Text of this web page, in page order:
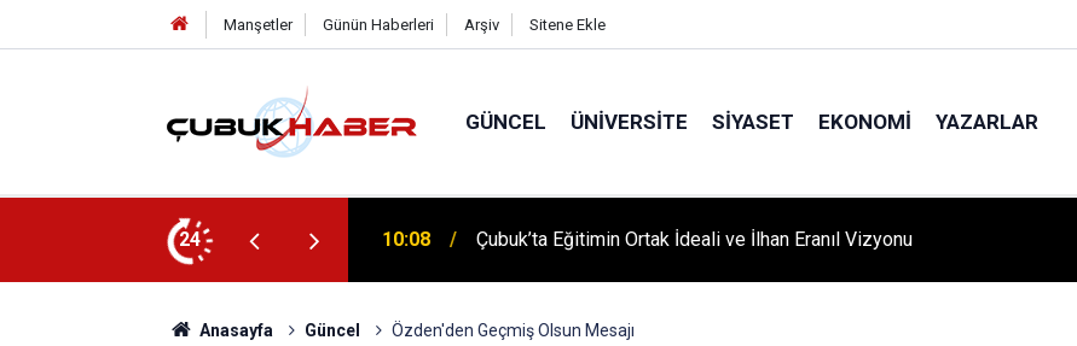
Manşetler Günün Haberleri Arşiv Sitene Ekle
GÜNCEL ÜNIVERSITE SIYASET EKONOMI YAZARLAR
24 12:06 ÇUBUK’TA ‘YAZA MERHABA’ COŞKUSU: Kursiyerler Gönüllerince Eğlendi!
Anasayfa Güncel Özden'den Geçmiş Olsun Mesajı